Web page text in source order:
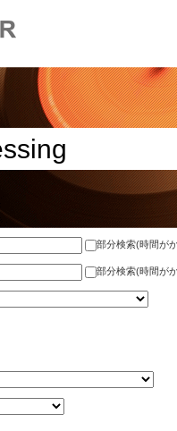
部分検索(時間が
部分検索(時間が